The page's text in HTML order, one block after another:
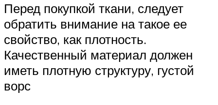
Перед покупкой ткани, следует
обратить внимание на такое ее
свойство, как плотность.
Качественный материал должен
иметь плотную структуру, густой
ворс